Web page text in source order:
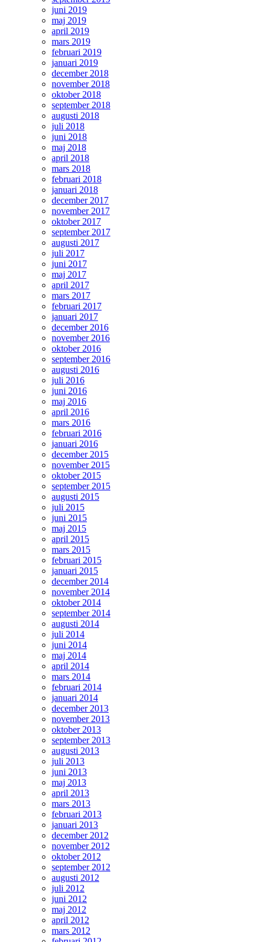
juni 2019
maj 2019
april 2019
mars 2019
februari 2019
januari 2019
december 2018
november 2018
oktober 2018
september 2018
augusti 2018
juli 2018
juni 2018
maj 2018
april 2018
mars 2018
februari 2018
januari 2018
december 2017
november 2017
oktober 2017
september 2017
augusti 2017
juli 2017
juni 2017
maj 2017
april 2017
mars 2017
februari 2017
januari 2017
december 2016
november 2016
oktober 2016
september 2016
augusti 2016
juli 2016
juni 2016
maj 2016
april 2016
mars 2016
februari 2016
januari 2016
december 2015
november 2015
oktober 2015
september 2015
augusti 2015
juli 2015
juni 2015
maj 2015
april 2015
mars 2015
februari 2015
januari 2015
december 2014
november 2014
oktober 2014
september 2014
augusti 2014
juli 2014
juni 2014
maj 2014
april 2014
mars 2014
februari 2014
januari 2014
december 2013
november 2013
oktober 2013
september 2013
augusti 2013
juli 2013
juni 2013
maj 2013
april 2013
mars 2013
februari 2013
januari 2013
december 2012
november 2012
oktober 2012
september 2012
augusti 2012
juli 2012
juni 2012
maj 2012
april 2012
mars 2012